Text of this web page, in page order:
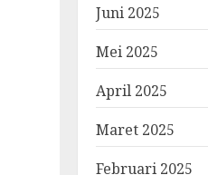
Juni 2025
Mei 2025
April 2025
Maret 2025
Februari 2025